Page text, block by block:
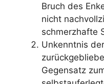
Bruch des
nicht
schmerzhafte
Unkenntnis
Gegensatz